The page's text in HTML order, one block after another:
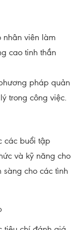
nhân viên làm
cao tinh thần
pháp quản
trong công việc.
các buổi tập
và kỹ năng cho
sàng cho các tình